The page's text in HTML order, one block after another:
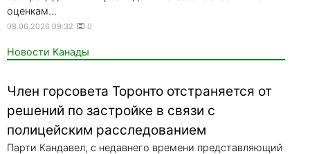
оценкам...
08.06.2026 09:32 0
Новости Канады
Член горсовета Торонто отстраняется от
решений по застройке в связи с
полицейским расследованием
Парти Кандавел, с недавнего времени представляющий